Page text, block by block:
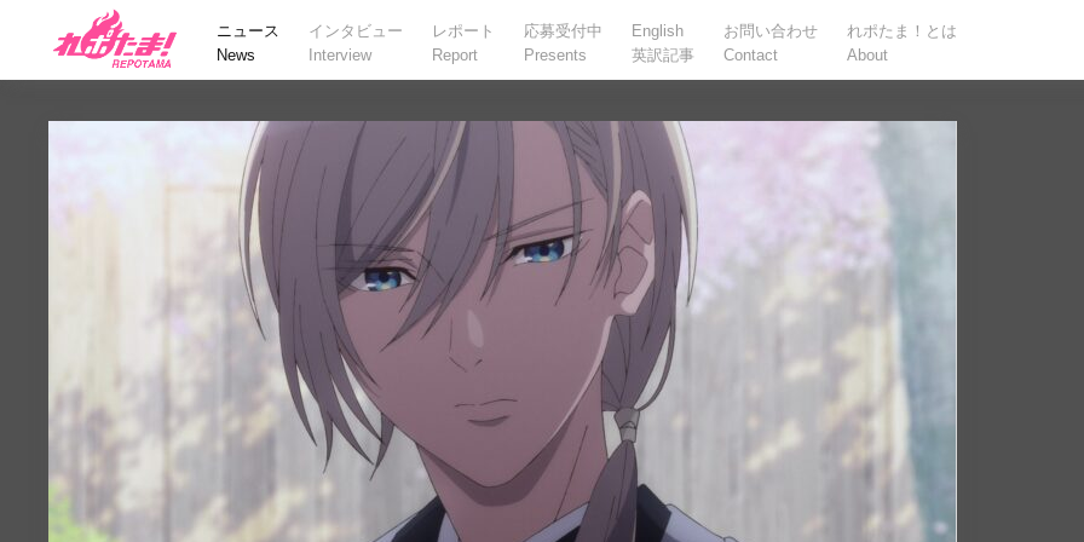
ニュース
News
インタビュー
Interview
レポート
Report
応募受付中
Presents
English
英訳記事
お問い合わせ
Contact
れポたま！とは
About